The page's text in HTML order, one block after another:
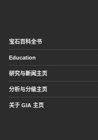
宝石百科全书
Education
研究与新闻主页
分析与分级主页
关于 GIA 主页